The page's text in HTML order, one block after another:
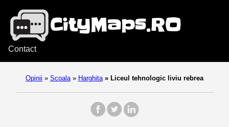
Contact
Opinii » Scoala » Harghita » Liceul tehnologic liviu rebrea